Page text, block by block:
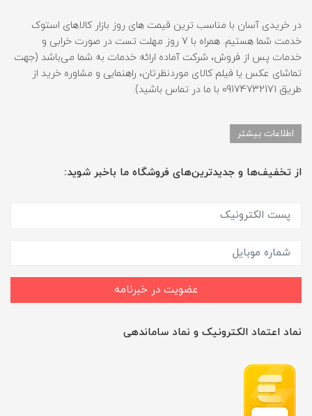
در خریدی آسان با مناسب ترین قیمت های روز بازار کالاهای استوک
خدمت شما هستیم. همراه با 7 روز مهلت تست در صورت خرابی و
خدمات پس از فروش، شرکت آماده ارائه خدمات به شما می‌باشد (جهت
تماشای عکس یا فیلم کالای موردنظرتان، راهنمایی و مشاوره خرید از
طریق 09174732171 با ما در تماس باشید).
اطلاعات بیشتر
از تخفیف‌ها و جدیدترین‌های فروشگاه ما باخبر شوید:
عضویت در خبرنامه
نماد اعتماد الکترونیک و نماد ساماندهی